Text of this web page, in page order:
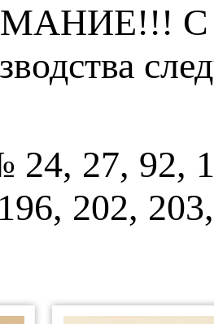
С
24, 27, 92,
202,